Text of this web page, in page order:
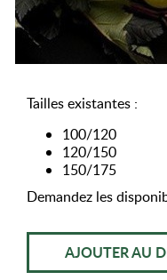
Tailles existantes :
100/120
120/150
150/175
Demandez les
AJOUTER AU